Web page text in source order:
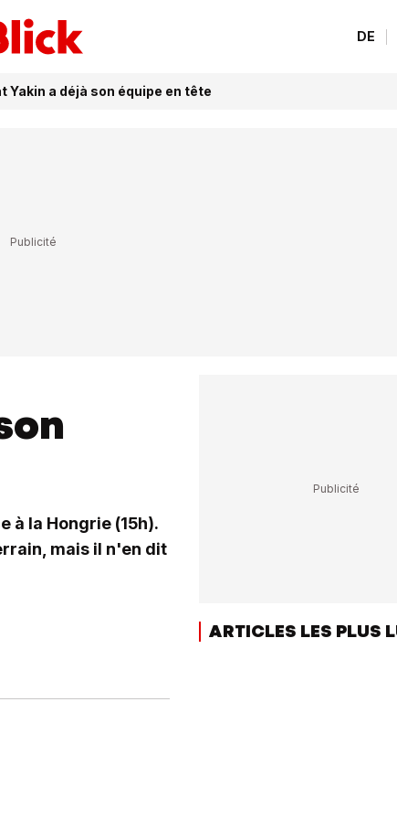
DE
Yakin a déjà son équipe en tête
à la Hongrie (15h).
mais il n'en dit
ARTICLES LES PLUS